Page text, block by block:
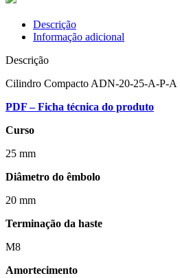
Descrição
Informação adicional
Descrição
Cilindro Compacto ADN-20-25-A-P-A
PDF – Ficha técnica do produto
Curso
25 mm
Diâmetro do êmbolo
20 mm
Terminação da haste
M8
Amortecimento